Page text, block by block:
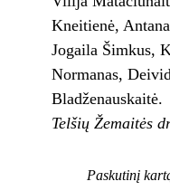
Kneitienė,
Jogaila Šimkus,
Normanas,
Bladženauskaitė.
Telšių Žemaitės
Paskutinį